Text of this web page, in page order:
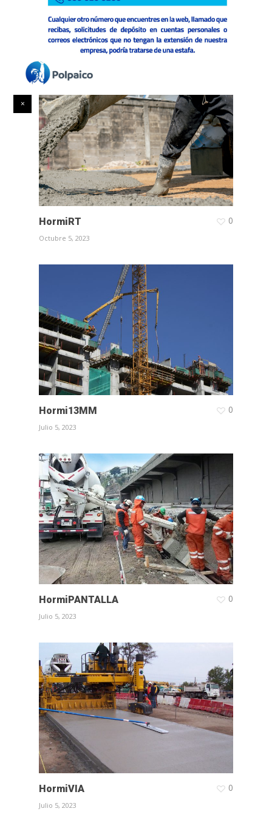
HormiDT
Octubre 5, 2023
HormiRT
Octubre 5, 2023
0
Hormi13MM
Julio 5, 2023
0
HormiPANTALLA
Julio 5, 2023
0
HormiVIA
Julio 5, 2023
0